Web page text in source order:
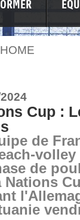
HOME
Cup :
de
de
Nations